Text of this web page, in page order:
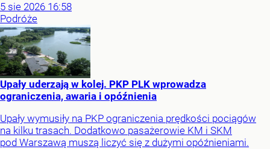
5 sie 2026 16:58
Podróże
Upały uderzają w kolej. PKP PLK wprowadza
ograniczenia, awaria i opóźnienia
Upały wymusiły na PKP ograniczenia prędkości pociągów
na kilku trasach. Dodatkowo pasażerowie KM i SKM
pod Warszawą muszą liczyć się z dużymi opóźnieniami.